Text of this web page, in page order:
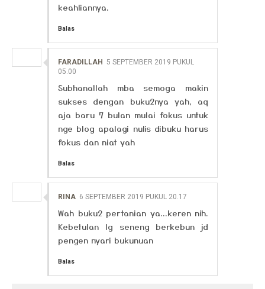
keahliannya.
Balas
FARADILLAH 5 SEPTEMBER 2019 PUKUL
05.00
Subhanallah mba semoga makin
sukses dengan buku2nya yah, aq
aja baru 7 bulan mulai fokus untuk
nge blog apalagi nulis dibuku harus
fokus dan niat yah
Balas
RINA 6 SEPTEMBER 2019 PUKUL 20.17
Wah buku2 pertanian ya...keren nih.
Kebetulan lg seneng berkebun jd
pengen nyari bukunuan
Balas